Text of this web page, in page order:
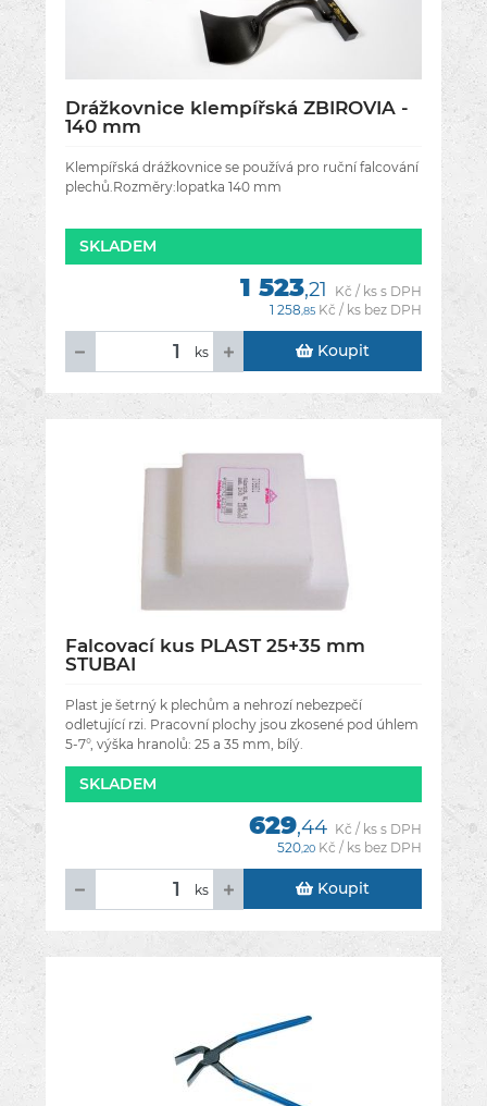
Drážkovnice klempířská ZBIROVIA -
140 mm
Klempířská drážkovnice se používá pro ruční falcování
plechů.Rozměry:lopatka 140 mm
SKLADEM
1 523,21
Kč / ks s DPH
1 258,85 Kč / ks bez DPH
ks Koupit
Falcovací kus PLAST 25+35 mm
STUBAI
Plast je šetrný k plechům a nehrozí nebezpečí
odletující rzi. Pracovní plochy jsou zkosené pod úhlem
5-7°, výška hranolů: 25 a 35 mm, bílý.
SKLADEM
629,44 Kč / ks s DPH
520,20 Kč / ks bez DPH
ks Koupit